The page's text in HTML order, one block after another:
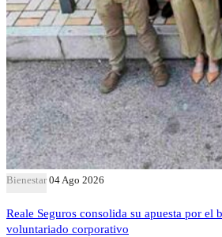
Bienestar 04 Ago 2026
Reale Seguros consolida su apuesta por el
voluntariado corporativo